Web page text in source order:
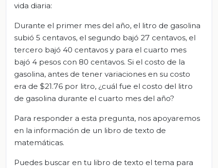
vida diaria:
Durante el primer mes del año, el litro de gasolina
subió 5 centavos, el segundo bajó 27 centavos, el
tercero bajó 40 centavos y para el cuarto mes
bajó 4 pesos con 80 centavos. Si el costo de la
gasolina, antes de tener variaciones en su costo
era de $21.76 por litro, ¿cuál fue el costo del litro
de gasolina durante el cuarto mes del año?
Para responder a esta pregunta, nos apoyaremos
en la información de un libro de texto de
matemáticas.
Puedes buscar en tu libro de texto el tema para